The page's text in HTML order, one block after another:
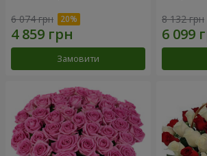
6 074 грн
Замовити
8 132 грн